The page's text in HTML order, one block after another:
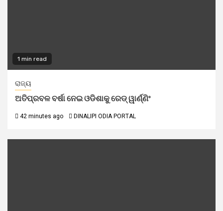
1 min read
ରାଜ୍ୟ
ଅତିପ୍ରବଳ ବର୍ଷା ନେଇ ଓଡିଶାକୁ ରେଡ୍ ୱାର୍ଣ୍ଣିଂ
42 minutes ago DINALIPI ODIA PORTAL